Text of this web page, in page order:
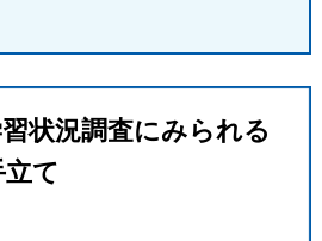
状況調査にみられる
て